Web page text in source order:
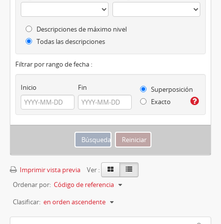
Descripciones de máximo nivel
Todas las descripciones
Filtrar por rango de fecha :
Inicio Fin
Superposición
Exacto
Imprimir vista previa
Ver :
Ordenar por: Código de referencia
Clasificar: en orden ascendente